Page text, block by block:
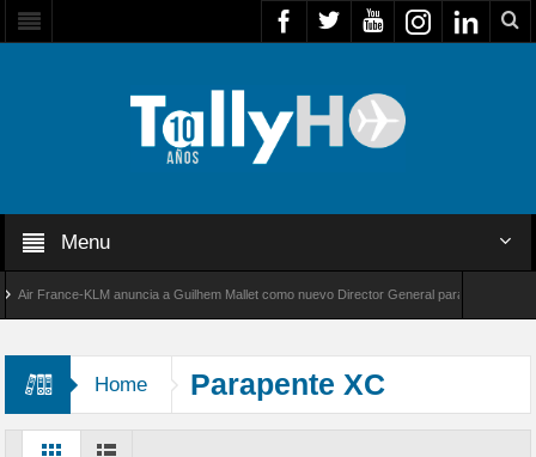
Menu
France-KLM anuncia a Guilhem Mallet como nuevo Director General para América Latina
Home Parapente XC